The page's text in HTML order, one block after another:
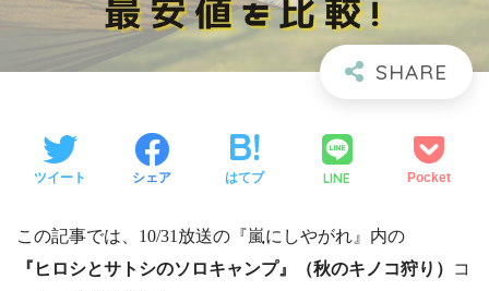
ツイート シェア はてブ LINE Pocket
この記事では、10/31放送の『嵐にしやがれ』内の
『ヒロシとサトシのソロキャンプ』（秋のキノコ狩り）
コ